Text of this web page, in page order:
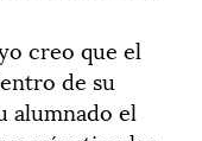
creo que el
de su
alumnado el